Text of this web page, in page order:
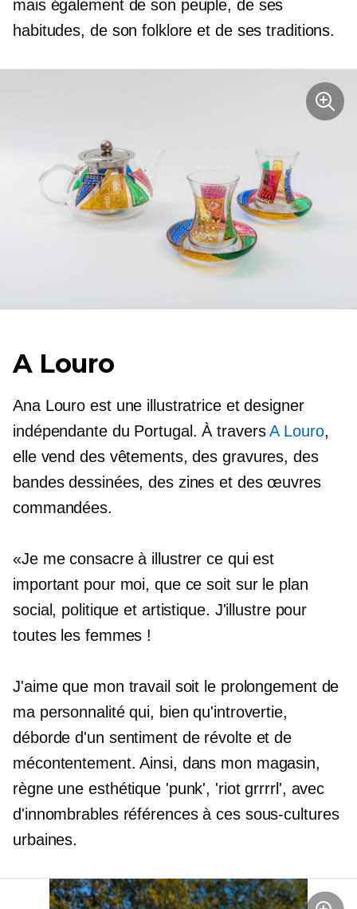
mais également de son peuple, de ses
habitudes, de son folklore et de ses traditions.
A Louro
Ana Louro est une illustratrice et designer
indépendante du Portugal. À traversA Louro,
elle vend des vêtements, des gravures, des
bandes dessinées, des zines et des œuvres
commandées.
«Je me consacre à illustrer ce qui est
important pour moi, que ce soit sur le plan
social, politique et artistique. J'illustre pour
toutes les femmes !
J'aime que mon travail soit le prolongement de
ma personnalité qui, bien qu'introvertie,
déborde d'un sentiment de révolte et de
mécontentement. Ainsi, dans mon magasin,
règne une esthétique 'punk', 'riot grrrrl', avec
d'innombrables références à ces sous-cultures
urbaines.